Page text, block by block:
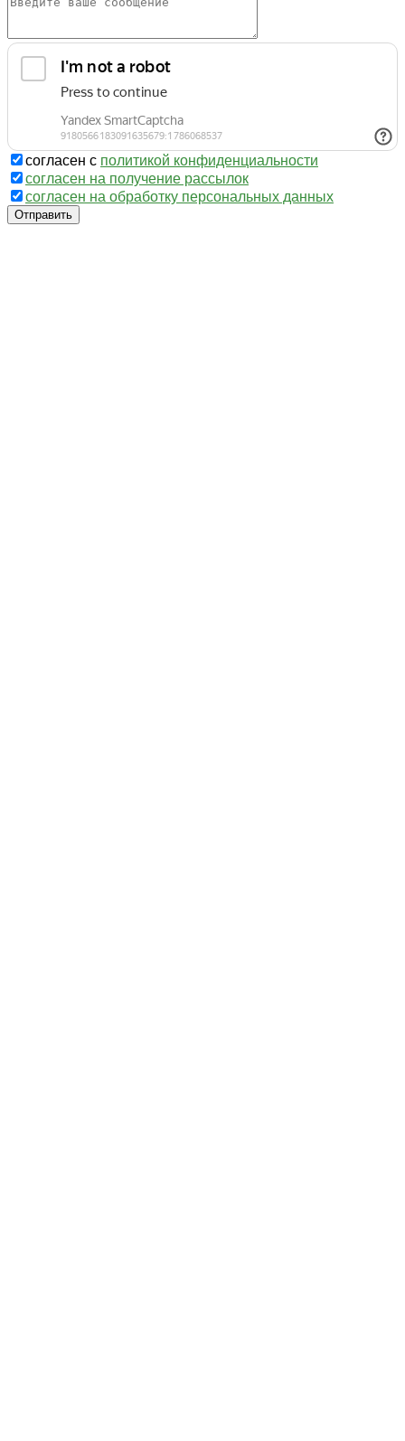
согласен с политикой конфиденциальности
согласен на получение рассылок
согласен на обработку персональных данных
Отправить